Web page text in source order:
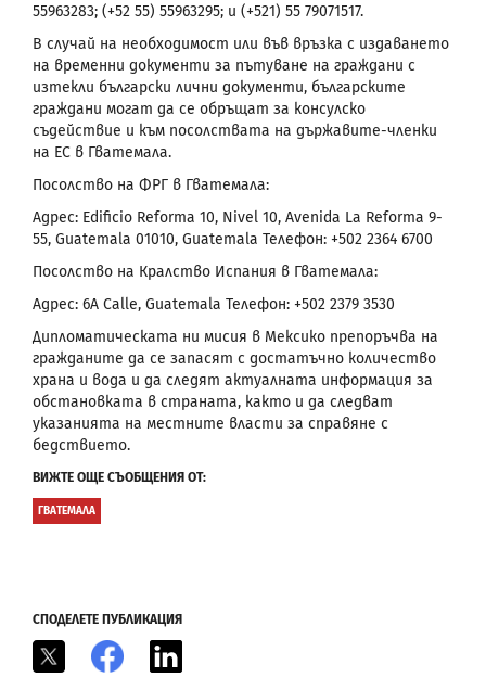
55963283; (+52 55) 55963295; и (+521) 55 79071517.
В случай на необходимост или във връзка с издаването
на временни документи за пътуване на граждани с
изтекли български лични документи, българските
граждани могат да се обръщат за консулско
съдействие и към посолствата на държавите-членки
на ЕС в Гватемала.
Посолство на ФРГ в Гватемала:
Адрес: Еdificio Reforma 10, Nivel 10, Avenida La Reforma 9-
55, Guatemala 01010, Guatemala Телефон: +502 2364 6700
Посолство на Кралство Испания в Гватемала:
Адрес: 6A Calle, Guatemala Телефон: +502 2379 3530
Дипломатическата ни мисия в Мексико препоръчва на
гражданите да се запасят с достатъчно количество
храна и вода и да следят актуалната информация за
обстановката в страната, както и да следват
указанията на местните власти за справяне с
бедствието.
ВИЖТЕ ОЩЕ СЪОБЩЕНИЯ ОТ:
ГВАТЕМАЛА
СПОДЕЛЕТЕ ПУБЛИКАЦИЯ
Facebook